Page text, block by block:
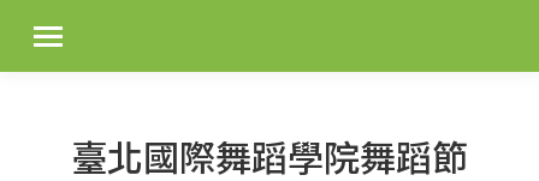
臺北國際舞蹈學院舞蹈節